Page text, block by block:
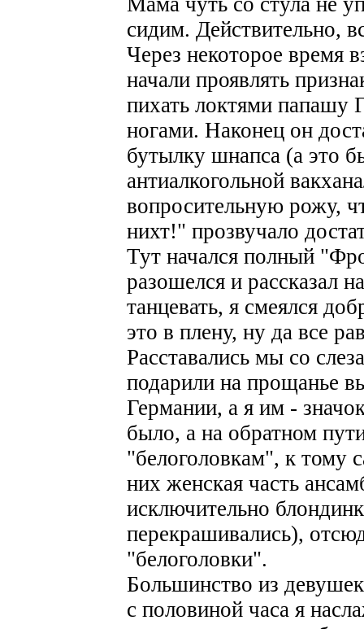
сидим. Действительно,
Через некоторое время
начали проявлять
пихать локтями папашу
ногами. Наконец он
бутылку шнапса (а это
антиалкогольной
вопросительную рожу,
нихт!" прозвучало
Тут начался полный
разошелся и рассказал
танцевать, я смеялся
это в плену, ну да все
Расставались мы со
подарили на прощанье
Германии, а я им -
было, а на обратном
"белоголовкам", к тому
них женская часть
исключительно
перекрашивались),
"белоголовки".
Большинство из
с половиной часа я